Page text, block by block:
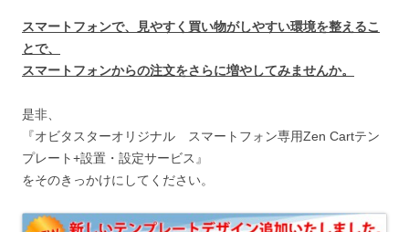
スマートフォンで、見やすく買い物がしやすい環境を整えるこ
とで、
スマートフォンからの注文をさらに増やしてみませんか。
是非、
『オビタスターオリジナル スマートフォン専用Zen Cartテン
プレート+設置・設定サービス』
をそのきっかけにしてください。